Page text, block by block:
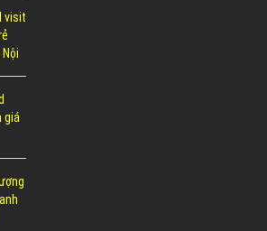
visit
giá